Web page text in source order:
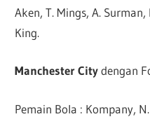
Aken, T. Mings, A. Surman,
King.
Manchester Citydengan
Pemain Bola : Kompany,